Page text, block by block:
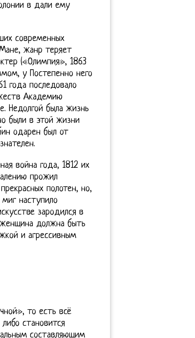
в дали ему
современных
жанр теряет
(«Олимпия», 1863
у Постепенно него
года последовало
Академию
Недолгой была жизнь
были в этой жизни
одарен был от
война года, 1812 их
прожил
полотен, но,
наступило
зародился в
должна быть
и агрессивным
то есть всё
становится
составляющим